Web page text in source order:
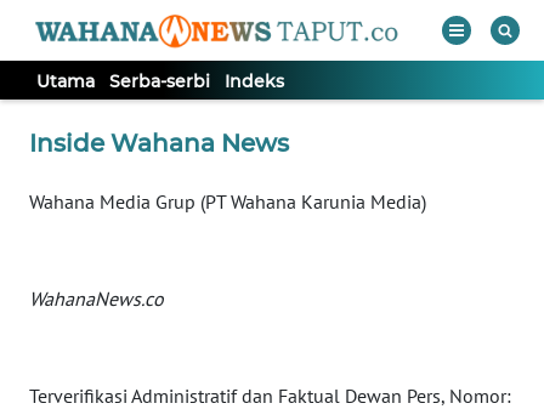
Utama Serba-serbi Indeks
Inside Wahana News
Wahana Media Grup (PT Wahana Karunia Media)
WahanaNews.co
Terverifikasi Administratif dan Faktual Dewan Pers, Nomor:
TV
Tutup
SERBA-